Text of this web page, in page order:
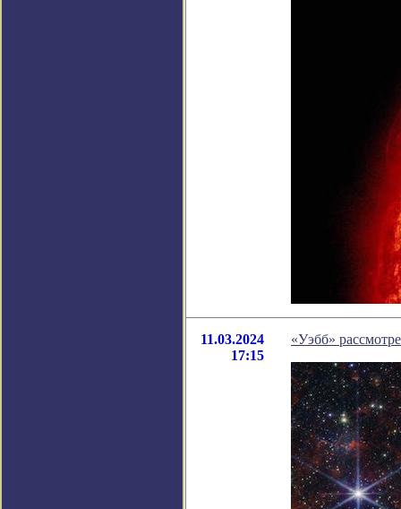
11.03.2024
17:15
«Уэбб»